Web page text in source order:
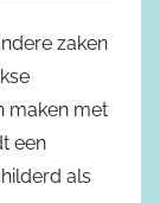
zaken
maken met
een
als